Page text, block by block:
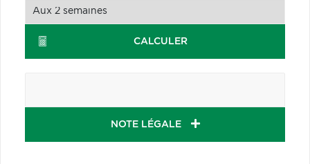
CALCULER
NOTE LÉGALE